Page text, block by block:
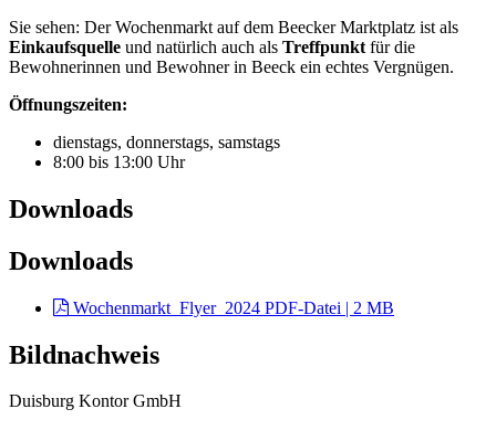
Sie sehen: Der Wochenmarkt auf dem Beecker Marktplatz ist als
Einkaufsquelle und natürlich auch als Treffpunkt für die
Bewohnerinnen und Bewohner in Beeck ein echtes Vergnügen.
Öffnungszeiten:
dienstags, donnerstags, samstags
8:00 bis 13:00 Uhr
Downloads
Downloads
Wochenmarkt_Flyer_2024 PDF-Datei | 2 MB
Bildnachweis
Duisburg Kontor GmbH